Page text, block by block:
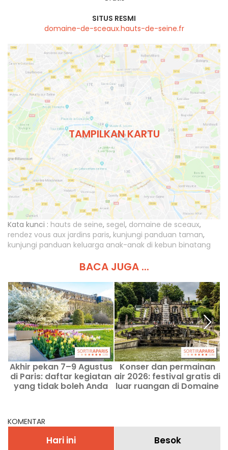
SITUS RESMI
domaine-de-sceaux.hauts-de-seine.fr
TAMPILKAN KARTU
Kata kunci : hauts de seine, segel, domaine de sceaux,
rendez vous aux jardins paris, kunjungi panduan taman,
kunjungi panduan keluarga anak-anak di kebun binatang
BACA JUGA ...
Akhir pekan 7–9 Agustus
di Paris: daftar kegiatan
yang tidak boleh Anda
Konser dan permainan
air 2026: festival gratis di
luar ruangan di Domaine
KOMENTAR
Hari ini Besok